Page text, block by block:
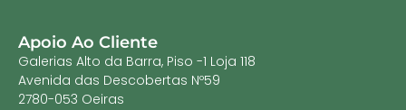
Apoio Ao Cliente
Galerias Alto da Barra, Piso -1 Loja 118
Avenida das Descobertas Nº59
2780-053 Oeiras